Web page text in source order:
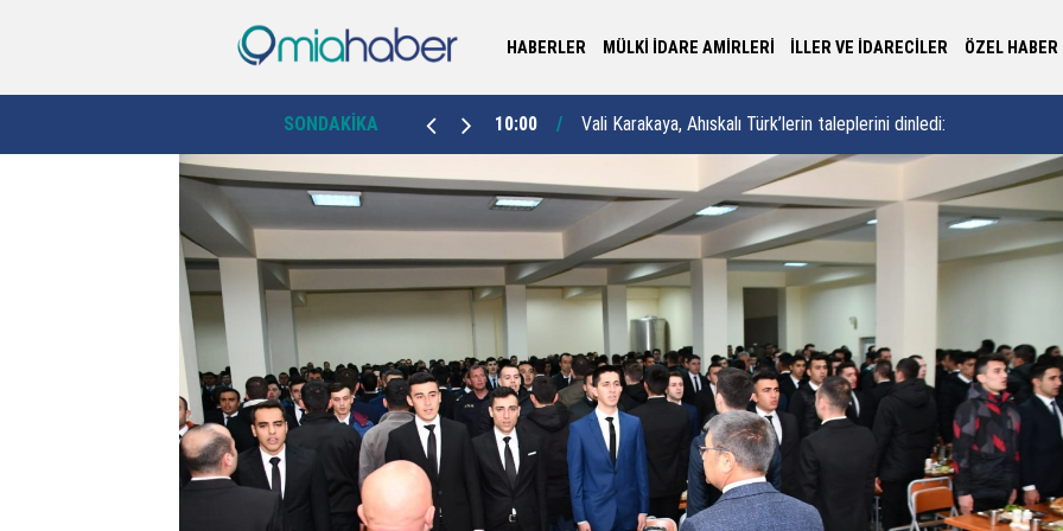
HABERLER MÜLKİ İDARE AMİRLERİ İLLER VE İDARECİLER ÖZEL HABER
SONDAKİKA
Vali Karakaya, Ahıskalı Türk’lerin taleplerini dinledi: 09:52 “Kur’an-ı Kerim’in nuruyla gönüllerinizi aydınlattınız”